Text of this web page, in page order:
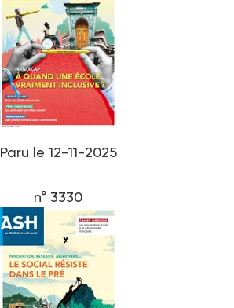
Paru le 12-11-2025
n° 3330